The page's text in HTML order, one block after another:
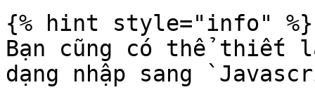
{% hint style="info" %}
Bạn cũng có thể thiết
dạng nhập sang